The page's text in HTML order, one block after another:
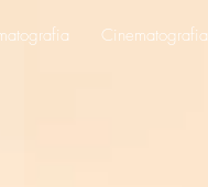
Cinematografia